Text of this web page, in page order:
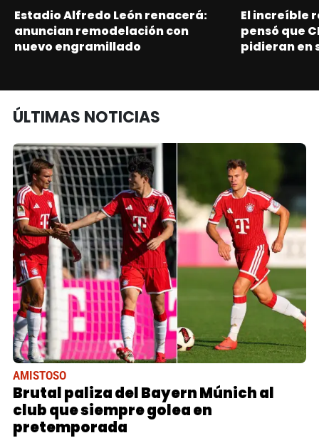
Estadio Alfredo León renacerá:
anuncian remodelación con
nuevo engramillado
El increíble
pensó que
pidieran en
ÚLTIMAS NOTICIAS
AMISTOSO
Brutal paliza del Bayern Múnich al
club que siempre golea en
pretemporada